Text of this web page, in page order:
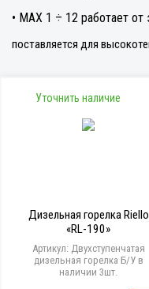
• MAX 1 ÷ 12 работает от
поставляется для
Уточнить наличие
Дизельная горелка Riello
«RL-190»
Артикул: Двухступенчатая
дизельная горелка Б/У в
наличии 3шт.